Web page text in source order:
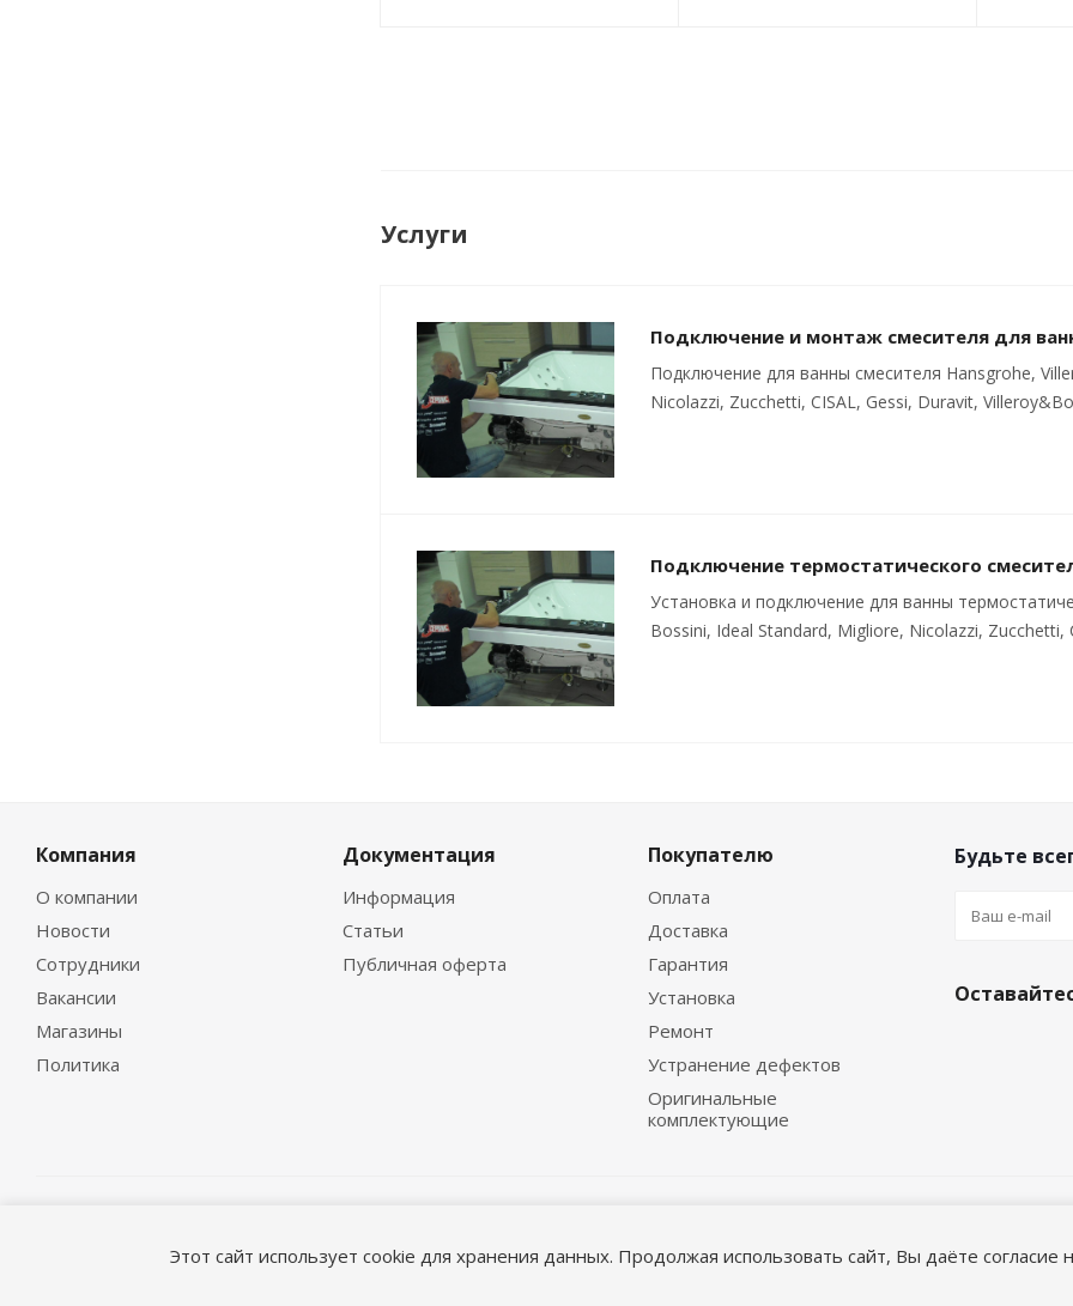
Услуги
Подключение и монтаж смесителя для
Подключение для ванны смесителя Hansgrohe,
Nicolazzi, Zucchetti, CISAL, Gessi, Duravit,
Подключение термостатического
Установка и подключение для ванны
Bossini, Ideal Standard, Migliore, Nicolazzi, Zucchetti,
Компания
О компании
Новости
Сотрудники
Вакансии
Магазины
Политика
Документация
Информация
Статьи
Публичная оферта
Покупателю
Оплата
Доставка
Гарантия
Установка
Ремонт
Устранение дефектов
Оригинальные
комплектующие
Будьте
Этот сайт использует cookie для хранения данных. Продолжая использовать сайт, Вы даёте согласие